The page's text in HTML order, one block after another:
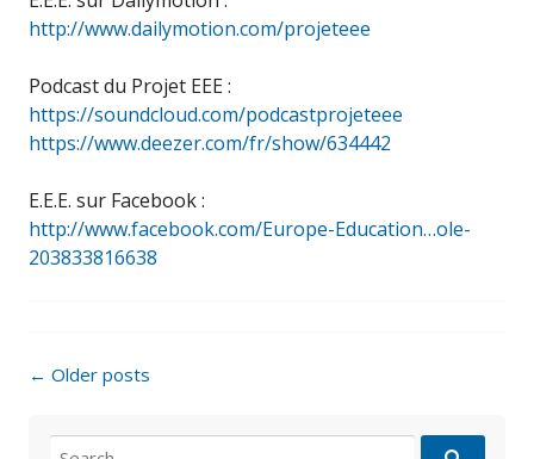
http://www.dailymotion.com/projeteee
Podcast du Projet EEE :
https://soundcloud.com/podcastprojeteee
https://www.deezer.com/fr/show/634442
E.E.E. sur Facebook :
http://www.facebook.com/Europe-Education…ole-
203833816638
Posts
← Older posts